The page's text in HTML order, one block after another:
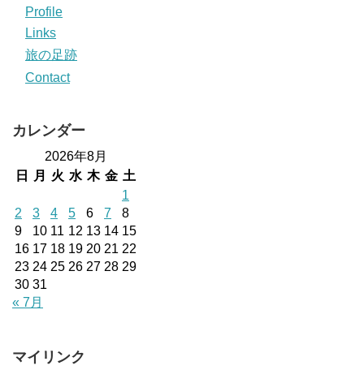
Profile
Links
旅の足跡
Contact
カレンダー
2026年8月
日
月 火 水 木 金 土
1
2
3 4 5 6 7
8
9
10 11 12 13 14 15
16 17 18 19 20 21 22
23 24 25 26 27 28 29
30 31
« 7月
マイリンク